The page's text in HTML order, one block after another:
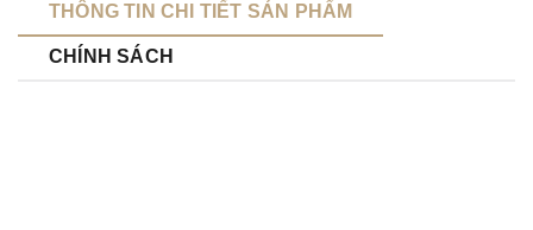
THÔNG TIN CHI TIẾT SẢN PHẨM
CHÍNH SÁCH